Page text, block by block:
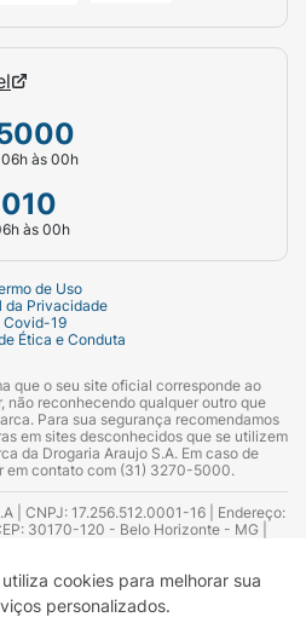
cookies para melhorar sua
personalizados.
06h às 00h
às 00h
de Uso
da Privacidade
Covid-19
Ética e Conduta
que o seu site oficial corresponde ao
não reconhecendo qualquer outro que
Para sua segurança recomendamos
em sites desconhecidos que se utilizem
da Drogaria Araujo S.A. Em caso de
em contato com (31) 3270-5000.
| CNPJ: 17.256.512.0001-16 | Endereço:
30170-120 - Belo Horizonte - MG |
| Yasmin Silva Alvarenga – CRF 52.584 -
Pinheiro - CRF Nº 13.748. Alvará